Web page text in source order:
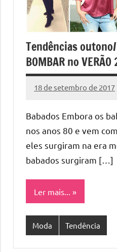
Tendências
BOMBAR no VERÃO
18 de setembro de 2017
Cibelle
Nenhum
Babados Embora os
nos anos 80 e vem
eles surgiram na era
babados surgiram […]
Ler mais...
Moda Tendência